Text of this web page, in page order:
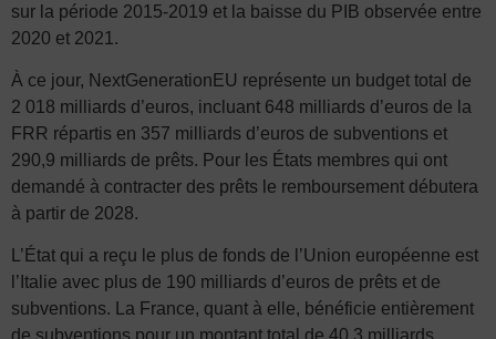
sur la période 2015-2019 et la baisse du PIB observée entre
2020 et 2021.
À ce jour, NextGenerationEU représente un budget total de
2 018 milliards d’euros, incluant 648 milliards d’euros de la
FRR répartis en 357 milliards d’euros de subventions et
290,9 milliards de prêts. Pour les États membres qui ont
demandé à contracter des prêts le remboursement débutera
à partir de 2028.
L’État qui a reçu le plus de fonds de l’Union européenne est
l’Italie avec plus de 190 milliards d’euros de prêts et de
subventions. La France, quant à elle, bénéficie entièrement